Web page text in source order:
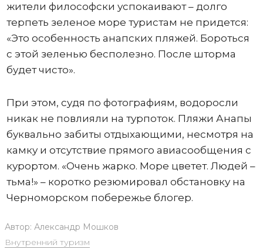
жители философски успокаивают – долго
терпеть зеленое море туристам не придется:
«Это особенность анапских пляжей. Бороться
с этой зеленью бесполезно. После шторма
будет чисто».
При этом, судя по фотографиям, водоросли
никак не повлияли на турпоток. Пляжи Анапы
буквально забиты отдыхающими, несмотря на
камку и отсутствие прямого авиасообщения с
курортом. «Очень жарко. Море цветет. Людей –
тьма!» – коротко резюмировал обстановку на
Черноморском побережье блогер.
Автор: Александр Мошков
Внутренний туризм